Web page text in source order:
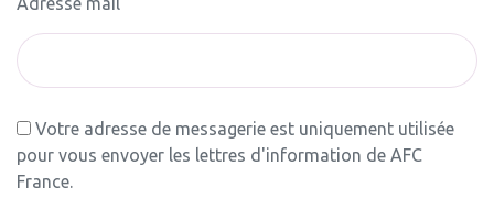
Votre adresse de messagerie est uniquement utilisée
pour vous envoyer les lettres d'information de AFC
France.